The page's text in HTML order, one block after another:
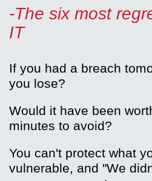
-The six most
IT
If you had a breach
you lose?
Would it have been
minutes to avoid?
You can't protect what
vulnerable, and "We